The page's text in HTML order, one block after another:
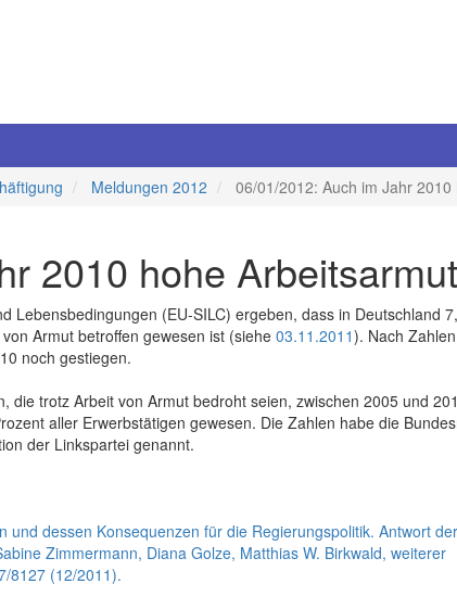
Meldungen 2012 06/01/2012: Auch im Jahr
2010 hohe Arbeitsarmut
Lebensbedingungen (EU-SILC) ergeben, dass in Deutschland
Armut betroffen gewesen ist (siehe 03.11.2011). Nach
noch gestiegen.
die trotz Arbeit von Armut bedroht seien, zwischen 2005 und
aller Erwerbstätigen gewesen. Die Zahlen habe die
der Linkspartei genannt.
und dessen Konsequenzen für die Regierungspolitik. Antwort der
Zimmermann, Diana Golze, Matthias W. Birkwald, weiterer
8127 (12/2011).